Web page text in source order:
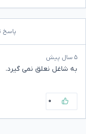
پاسخ
۵ سال پیش
به شاغل نعلق نمی گیرد.
۰